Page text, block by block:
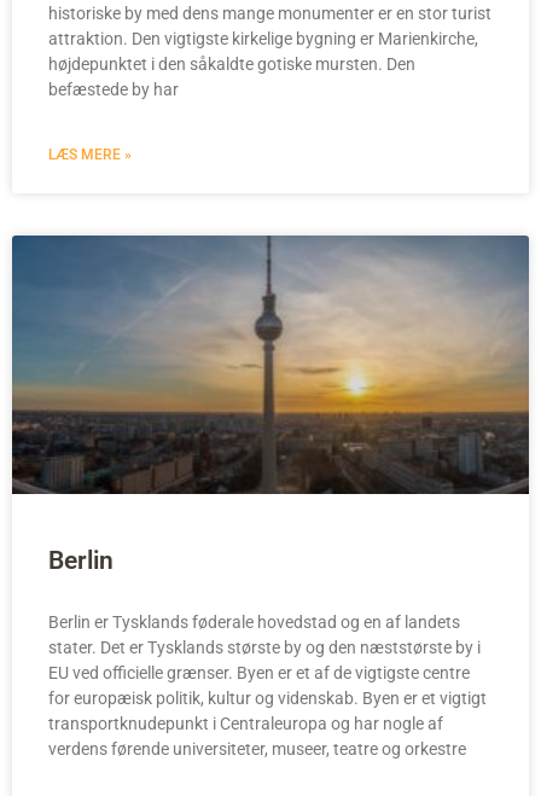
historiske by med dens mange monumenter er en stor turist
attraktion. Den vigtigste kirkelige bygning er Marienkirche,
højdepunktet i den såkaldte gotiske mursten. Den
befæstede by har
LÆS MERE »
Berlin
Berlin er Tysklands føderale hovedstad og en af landets
stater. Det er Tysklands største by og den næststørste by i
EU ved officielle grænser. Byen er et af de vigtigste centre
for europæisk politik, kultur og videnskab. Byen er et vigtigt
transportknudepunkt i Centraleuropa og har nogle af
verdens førende universiteter, museer, teatre og orkestre